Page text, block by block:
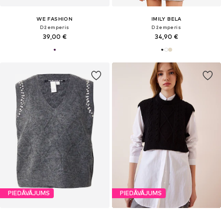
WE FASHION
Džemperis
39,00 €
IMILY BELA
Džemperis
34,90 €
PIEDĀVĀJUMS PIEDĀVĀJUMS